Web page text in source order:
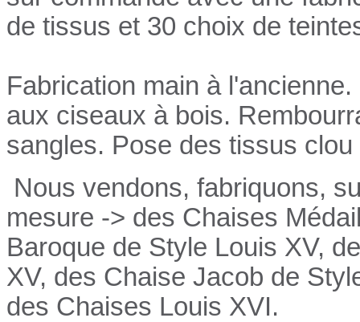
de tissus et 30 choix de
Fabrication main à
aux ciseaux à bois.
sangles. Pose des tissus
Nous vendons, fabriquons,
mesure -> des Chaises
Baroque de Style Louis XV,
XV, des Chaise Jacob de
des Chaises Louis XVI.